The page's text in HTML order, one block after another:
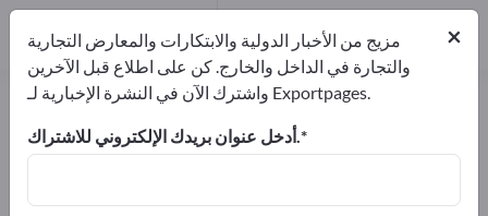
حبوب – اعثر على الشركات المصنعة
والموردين
من المصنعين5
موزعون 1 ×
مزيج من الأخبار الدولية والابتكارات والمعارض التجارية
والتجارة في الداخل والخارج. كن على اطلاع قبل الآخرين
واشترك الآن في النشرة الإخبارية لـ Exportpages.
أدخل عنوان بريدك الإلكتروني للاشتراك.